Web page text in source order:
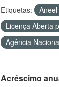
Etiquetas: Aneel
Licença Aberta
Agência
Acréscimo